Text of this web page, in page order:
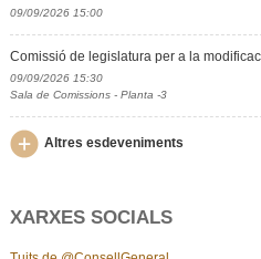
09/09/2026 15:00
Comissió de legislatura per a la
09/09/2026 15:30
Sala de Comissions - Planta -3
Altres esdeveniments
XARXES SOCIALS